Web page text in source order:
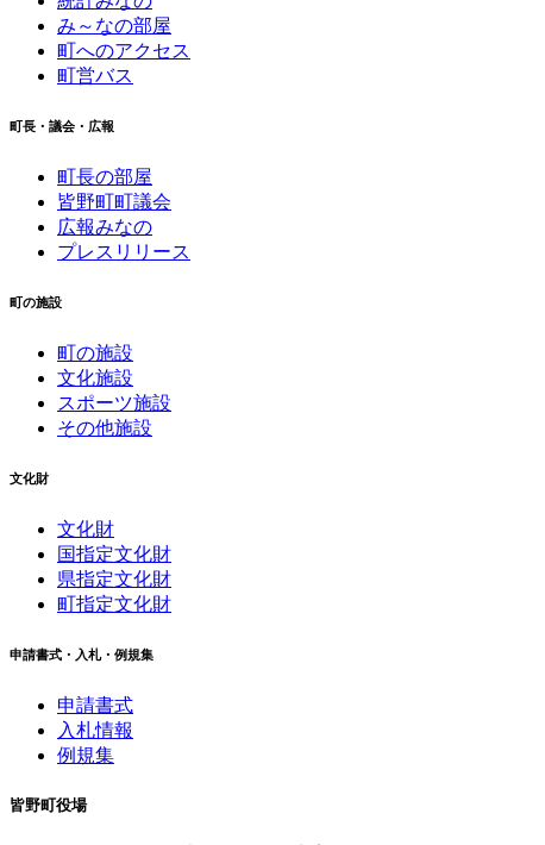
み～なの部屋
町へのアクセス
町営バス
町長・議会・広報
町長の部屋
皆野町町議会
広報みなの
プレスリリース
町の施設
町の施設
文化施設
スポーツ施設
その他施設
文化財
文化財
国指定文化財
県指定文化財
町指定文化財
申請書式・入札・例規集
申請書式
入札情報
例規集
皆野町役場